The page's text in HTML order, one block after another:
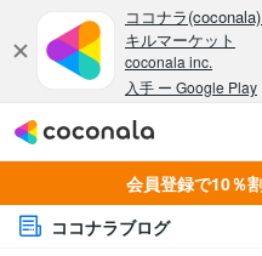
会員登録で10％
ココナラブログ